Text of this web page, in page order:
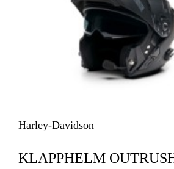
Harley-Davidson
KLAPPHELM